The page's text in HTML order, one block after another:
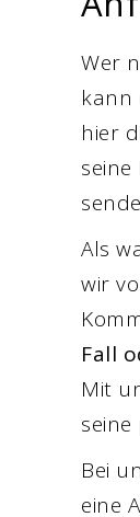
Wer
kann
hier
Als
wir
Fall
Mit
Bei
eine